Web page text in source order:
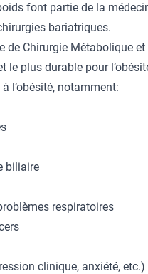
font partie de la
bariatriques.
de Chirurgie Métabolique
le plus durable pour
l’obésité, notamment:
biliaire
respiratoires
clinique, anxiété, etc.)